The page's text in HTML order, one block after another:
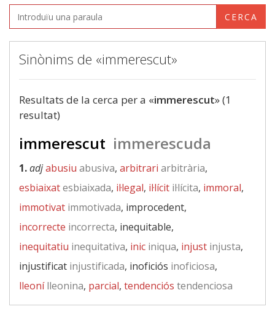
CERCA
Sinònims de «immerescut»
Resultats de la cerca per a «immerescut» (1
resultat)
immerescut immerescuda
1.adjabusiu abusiva, arbitrari arbitrària,
esbiaixatesbiaixada, il·legal, il·lícit il·lícita, immoral,
immotivat immotivada, improcedent,
incorrecte incorrecta, inequitable,
inequitatiu inequitativa, inic iniqua, injust injusta,
injustificat injustificada, inoficiós inoficiosa,
lleonílleonina, parcial, tendenciós tendenciosa